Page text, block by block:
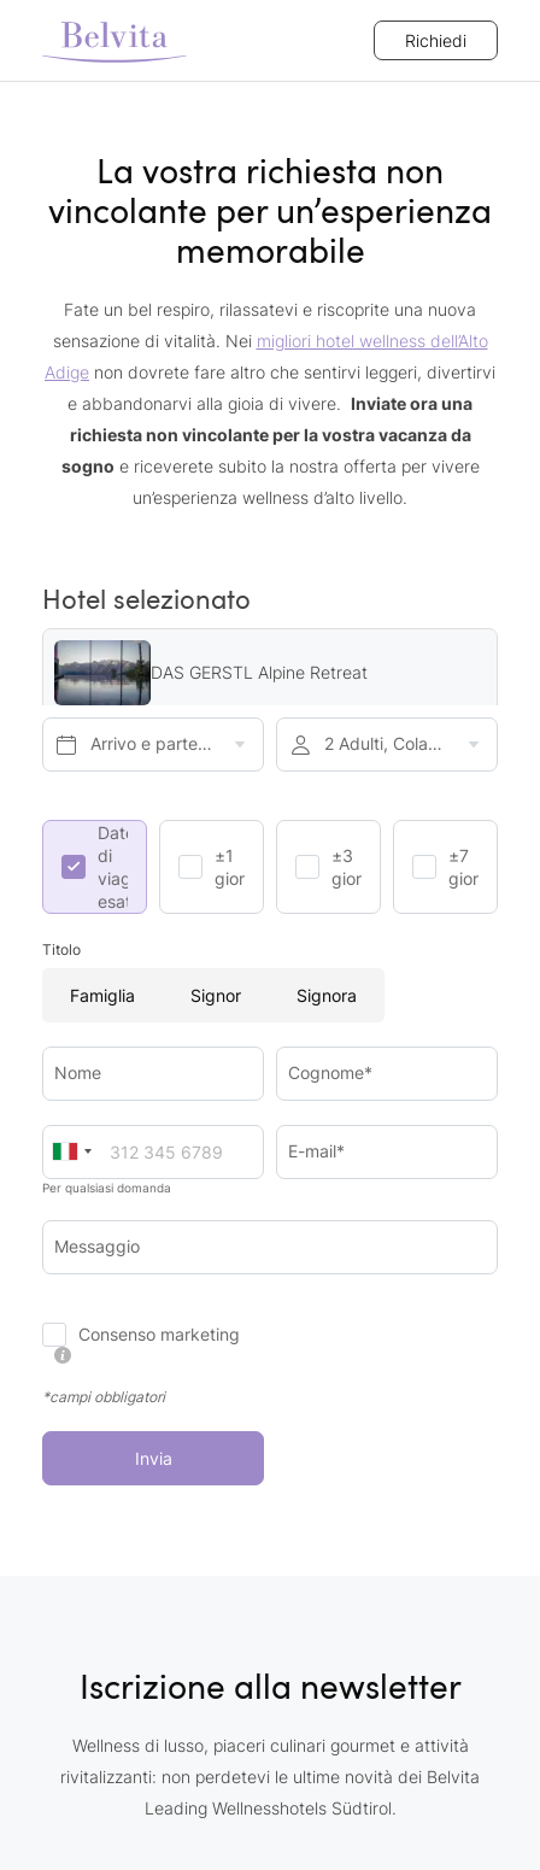
Richiedi
La vostra richiesta non
vincolante per un’esperienza
memorabile
Fate un bel respiro, rilassatevi e riscoprite una nuova
sensazione di vitalità. Nei migliori hotel wellness dell’Alto
Adige non dovrete fare altro che sentirvi leggeri, divertirvi
e abbandonarvi alla gioia di vivere. Inviate ora una
richiesta non vincolante per la vostra vacanza da
sogno e riceverete subito la nostra offerta per vivere
un’esperienza wellness d’alto livello.
Arrivo e partenza* 2 Adulti, Colazione
Date
di
viaggio
esatte
±1
giorno
±3
giorni
±7
giorni
Titolo
Famiglia Signor Signora
Nome Cognome*
Per qualsiasi domanda
E-mail*
Messaggio
Consenso marketing
*campi obbligatori
Invia
Hotel selezionato
DAS GERSTL Alpine Retreat
Iscrizione alla newsletter
Wellness di lusso, piaceri culinari gourmet e attività
rivitalizzanti: non perdetevi le ultime novità dei Belvita
Leading Wellnesshotels Südtirol.